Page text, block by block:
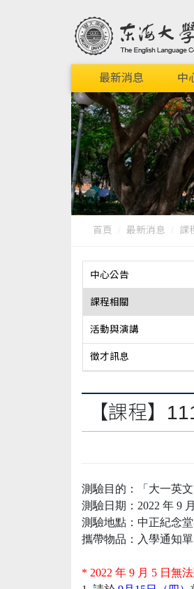
最新消息 中
首頁 最新消息 課
中心公告
課程相關
活動與演講
徵才訊息
【課程】
測驗目的：「大一英
測驗日期：2022 年 9
測驗地點：中正紀念堂
攜帶物品：入學通知
* 2022 年 9 月 5 日無